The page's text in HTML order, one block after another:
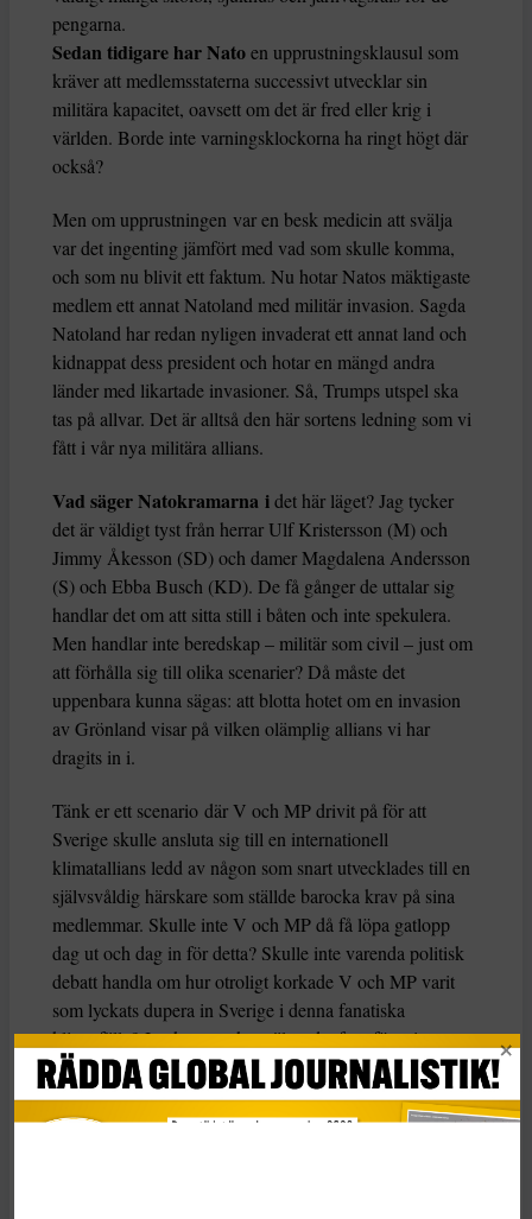
pengarna.
Sedan tidigare har Natoen upprustningsklausul som
kräver att medlemsstaterna successivt utvecklar sin
militära kapacitet, oavsett om det är fred eller krig i
världen. Borde inte varningsklockorna ha ringt högt där
också?
Men om upprustningen var en besk medicin att svälja
var det ingenting jämfört med vad som skulle komma,
och som nu blivit ett faktum. Nu hotar Natos mäktigaste
medlem ett annat Natoland med militär invasion. Sagda
Natoland har redan nyligen invaderat ett annat land och
kidnappat dess president och hotar en mängd andra
länder med likartade invasioner. Så, Trumps utspel ska
tas på allvar. Det är alltså den här sortens ledning som vi
fått i vår nya militära allians.
Vad säger Natokramarna idet här läget? Jag tycker
det är väldigt tyst från herrar Ulf Kristersson (M) och
Jimmy Åkesson (SD) och damer Magdalena Andersson
(S) och Ebba Busch (KD). De få gånger de uttalar sig
handlar det om att sitta still i båten och inte spekulera.
Men handlar inte beredskap – militär som civil – just om
att förhålla sig till olika scenarier? Då måste det
uppenbara kunna sägas: att blotta hotet om en invasion
av Grönland visar på vilken olämplig allians vi har
dragits in i.
Tänk er ett scenario där V och MP drivit på för att
Sverige skulle ansluta sig till en internationell
klimatallians ledd av någon som snart utvecklades till en
självsvåldig härskare som ställde barocka krav på sina
medlemmar. Skulle inte V och MP då få löpa gatlopp
dag ut och dag in för detta? Skulle inte varenda politisk
debatt handla om hur otroligt korkade V och MP varit
som lyckats dupera in Sverige i denna fanatiska
klimatfälla? Jag kan mycket väl se det framför mig.
Men nu är det inte där viär. Trots att Donald Trump är
uttalat höger så behöver aldrig svensk höger klä skott för